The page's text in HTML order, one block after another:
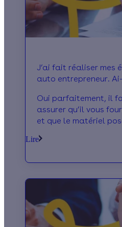
J’ai fait réaliser mes
auto entrepreneur.
Oui parfaitement, il
assurer qu’il vous
et que le matériel
à vérifier qu’il a bien
dispose aussi de
Lire